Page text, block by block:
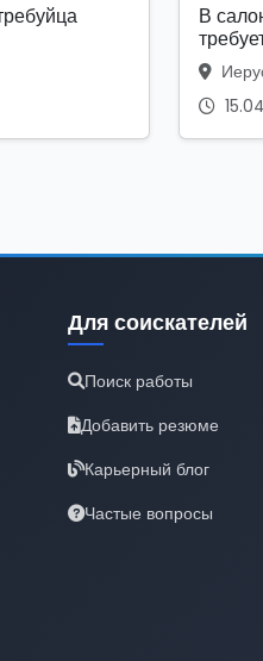
В
Для соискателей
Поиск работы
Добавить резюме
Карьерный блог
Частые вопросы